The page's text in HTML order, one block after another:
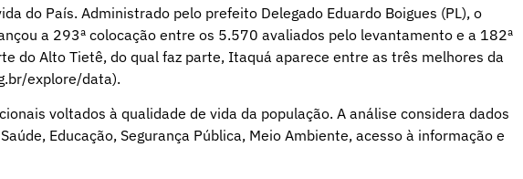
do País. Administrado pelo prefeito Delegado Eduardo Boigues (PL), o
a 293ª colocação entre os 5.570 avaliados pelo levantamento e a 182ª
do Alto Tietê, do qual faz parte, Itaquá aparece entre as três melhores da
explore/data).
voltados à qualidade de vida da população. A análise considera dados
Educação, Segurança Pública, Meio Ambiente, acesso à informação e